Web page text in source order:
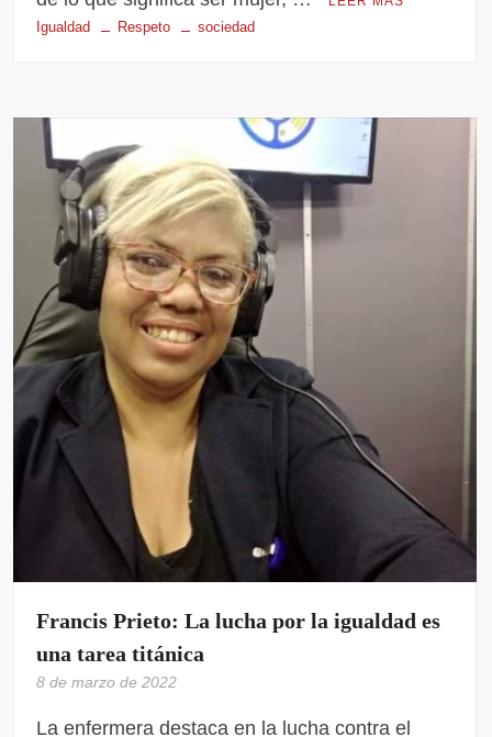
Igualdad Respeto sociedad
Francis Prieto: La lucha por la igualdad es
una tarea titánica
8 de marzo de 2022
La enfermera destaca en la lucha contra el